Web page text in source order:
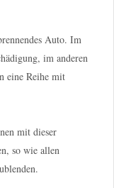
Auto. Im
im anderen
eine Reihe mit
mit dieser
so wie allen